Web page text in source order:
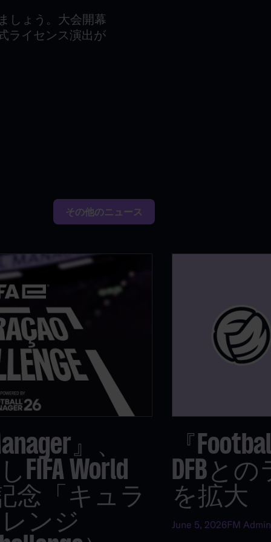
しょう。大会開幕
ライセンス演出が
その他のニュース
』、
FIFA World
念「キュラ
ンジ
『
DFBと
を拡大
June 5, 2026FM Admin